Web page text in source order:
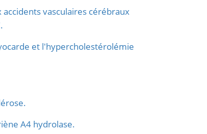
vasculaires cérébraux
et l'hypercholestérolémie
A4 hydrolase.